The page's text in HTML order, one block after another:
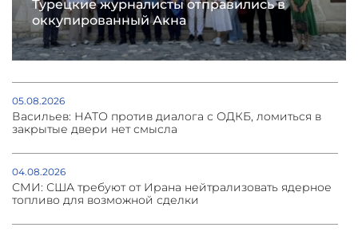
Турецкие журналисты отправились в
оккупированный Акна
05.08.2026
Васильев: НАТО против диалога с ОДКБ, ломиться в
закрытые двери нет смысла
04.08.2026
СМИ: США требуют от Ирана нейтрализовать ядерное
топливо для возможной сделки